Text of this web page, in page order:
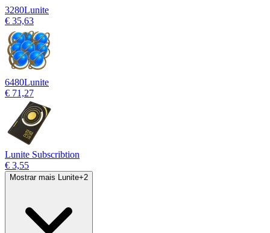
3280Lunite
€ 35,63
6480Lunite
€ 71,27
Lunite Subscribtion
€ 3,55
Mostrar mais Lunite+2